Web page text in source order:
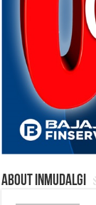
About inmudalgi